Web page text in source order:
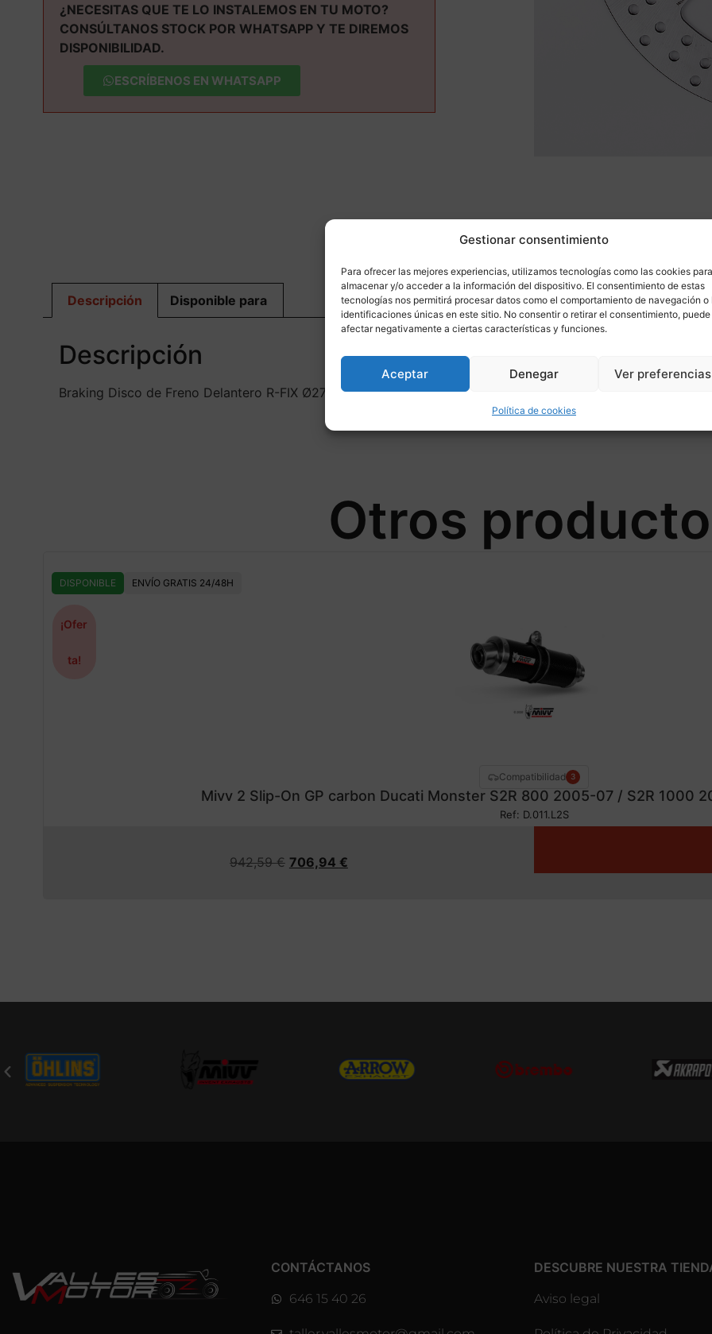
Gestionar consentimiento
Para ofrecer las mejores experiencias, utilizamos tecnologías como las cookies para
almacenar y/o acceder a la información del dispositivo. El consentimiento de estas
tecnologías nos permitirá procesar datos como el comportamiento de navegación o
identificaciones únicas en este sitio. No consentir o retirar el consentimiento, puede
afectar negativamente a ciertas características y funciones.
Aceptar Denegar Ver preferencias
Política de cookies
¿NECESITAS QUE TE LO INSTALEMOS EN TU MOTO?
CONSÚLTANOS STOCK POR WHATSAPP Y TE DIREMOS
DISPONIBILIDAD.
ESCRÍBENOS EN WHATSAPP
Más
Descripción Disponible para
Descripción
Braking Disco de Freno Delantero R-FIX Ø276/144 para HONDA
Otros
DISPONIBLE ENVÍO GRATIS 24/48H
¡Ofer
ta!
Compatibilidad 3
Mivv 2 Slip-On GP carbon Ducati Monster S2R 800 2005-07 / S2R 1000
Ref: D.011.L2S
942,59€ 706,94 €
CONTÁCTANOS
646 15 40 26
DESCUBRE NUESTRA
Aviso legal